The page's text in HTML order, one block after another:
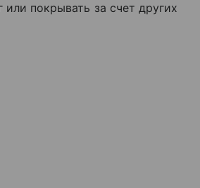
или покрывать за счет других